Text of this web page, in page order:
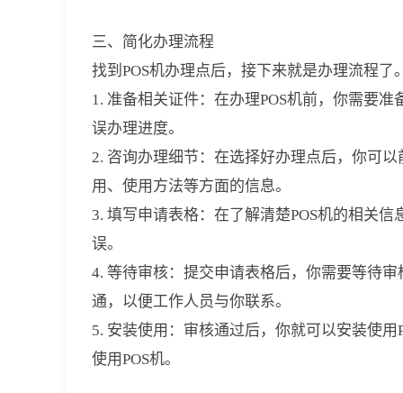
三、简化办理流程
找到POS机办理点后，接下来就是办理流程
1. 准备相关证件：在办理POS机前，你需要
误办理进度。
2. 咨询办理细节：在选择好办理点后，你可
用、使用方法等方面的信息。
3. 填写申请表格：在了解清楚POS机的相关
误。
4. 等待审核：提交申请表格后，你需要等待
通，以便工作人员与你联系。
5. 安装使用：审核通过后，你就可以安装使
使用POS机。